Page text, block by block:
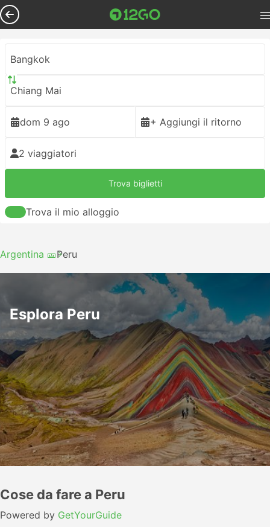
Bangkok
Chiang Mai
dom 9 ago + Aggiungi il ritorno
2 viaggiatori
Trova biglietti
Trova il mio alloggio
Argentina 🎫Peru
Esplora Peru
Cose da fare a Peru
Powered by GetYourGuide